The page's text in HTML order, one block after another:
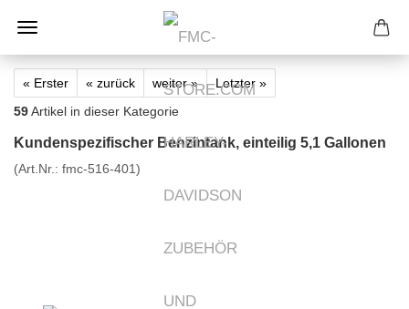
« Erster « zurück weiter »
Letzter »
59Artikel in dieser Kategorie
Kundenspezifischer Benzintank, einteilig 5,1 Gallonen
(Art.Nr.: fmc-516-401)